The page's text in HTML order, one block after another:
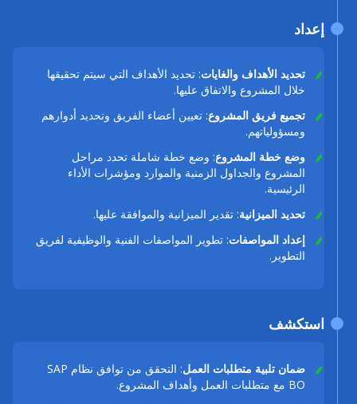
تحديد الأهداف والغايات: تحديد الأهداف التي سيتم تحقيقها
خلال المشروع والاتفاق عليها.
تجميع فريق المشروع: تعيين أعضاء الفريق وتحديد أدوارهم
ومسؤولياتهم.
وضع خطة المشروع: وضع خطة شاملة تحدد مراحل
المشروع والجداول الزمنية والموارد ومؤشرات الأداء
الرئيسية.
تحديد الميزانية: تقدير الميزانية والموافقة عليها.
إعداد المواصفات: تطوير المواصفات الفنية والوظيفية لفريق
التطوير.
إعداد
ضمان تلبية متطلبات العمل
: التحقق من توافق نظام SAP
BO مع متطلبات العمل وأهداف المشروع.
استكشف